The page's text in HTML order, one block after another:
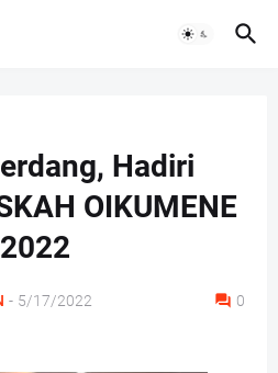
Hadiri
OIKUMENE
- 5/17/2022 0